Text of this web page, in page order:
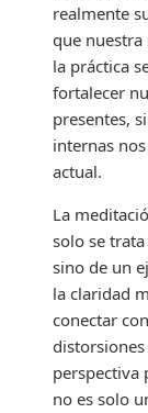
realmente
que nuestra
la práctica
fortalecer
presentes,
internas
actual.
La
solo se
sino de un
la claridad
conectar
perspectiva
no es solo